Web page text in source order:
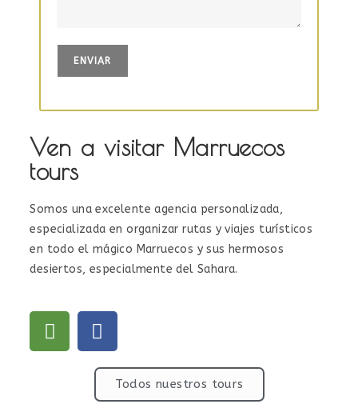
Ven a visitar Marruecos
tours
Somos una excelente agencia personalizada,
especializada en organizar rutas y viajes turísticos
en todo el mágico Marruecos y sus hermosos
desiertos, especialmente del Sahara.
Todos nuestros tours